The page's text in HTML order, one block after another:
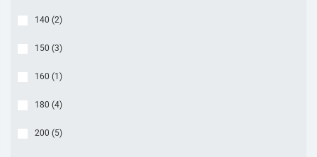
140 (2)
150 (3)
160 (1 )
180 (4)
200 (5)